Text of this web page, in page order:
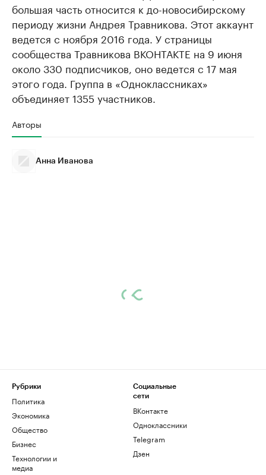
большая часть относится к до-новосибирскому
периоду жизни Андрея Травникова. Этот аккаунт
ведется с ноября 2016 года. У страницы
сообщества Травникова ВКОНТАКТЕ на 9 июня
около 330 подписчиков, оно ведется с 17 мая
этого года. Группа в «Одноклассниках»
объединяет 1355 участников.
Авторы
Анна Иванова
Рубрики
Политика
Экономика
Общество
Бизнес
Технологии и
медиа
Социальные
сети
ВКонтакте
Одноклассники
Telegram
Дзен